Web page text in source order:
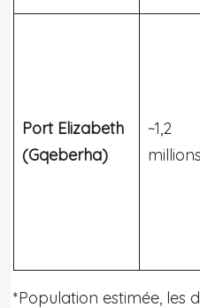
Port Elizabeth
(Gqeberha)
~1,2
*Population estimée, les